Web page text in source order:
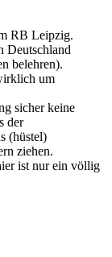
RB Leipzig.
Deutschland
belehren).
um
sicher keine
der
(hüstel)
ziehen.
ist nur ein völlig